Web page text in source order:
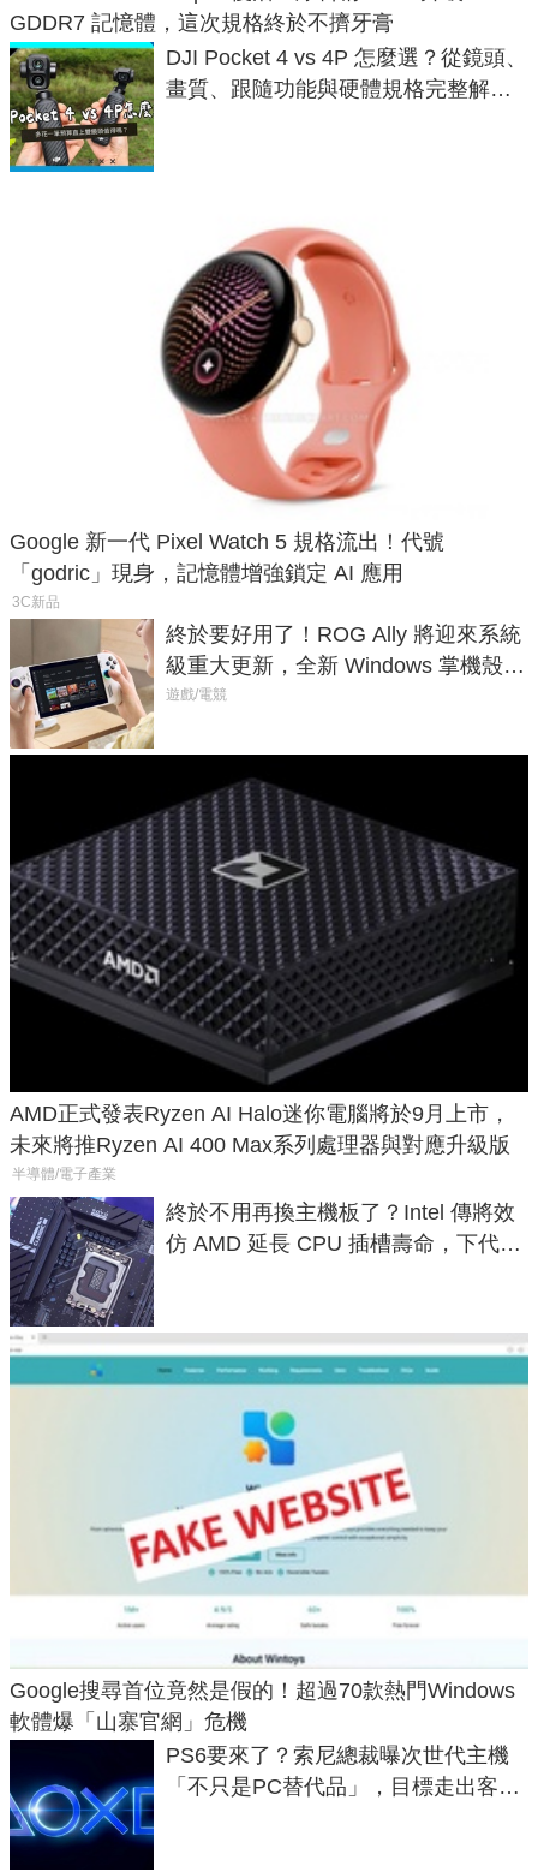
GDDR7 記憶體，這次規格終於不擠牙膏
DJI Pocket 4 vs 4P 怎麼選？從鏡頭、
畫質、跟隨功能與硬體規格完整解
Google 新一代 Pixel Watch 5 規格流出！代號
「godric」現身，記憶體增強鎖定 AI 應用
3C新品
終於要好用了！ROG Ally 將迎來系統
級重大更新，全新 Windows 掌機殼模
式讓操作就像 Xbox 一樣順暢
遊戲/電競
AMD正式發表Ryzen AI Halo迷你電腦將於9月上市，
未來將推Ryzen AI 400 Max系列處理器與對應升級版
半導體/電子產業
終於不用再換主機板了？Intel 傳將效
仿 AMD 延長 CPU 插槽壽命，下代
Google搜尋首位竟然是假的！超過70款熱門Windows
軟體爆「山寨官網」危機
PS6要來了？索尼總裁曝次世代主機
「不只是PC替代品」，目標走出客